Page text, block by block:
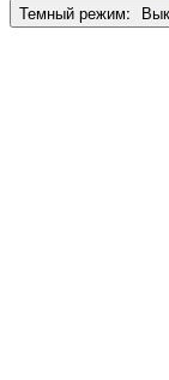
Темный режим: